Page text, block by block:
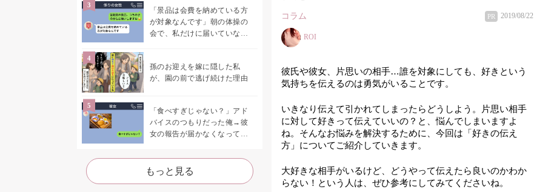
「景品は会費を納めている方
が対象なんです」朝の体操の
会で、私だけに届いていなか
孫のお迎えを嫁に隠した私
が、園の前で逃げ続けた理由
「食べすぎじゃない？」アド
バイスのつもりだった俺→彼
女の報告が届かなくなって、
た
もっと見る
コラム PR 2019/08/22
ROI
彼氏や彼女、片思いの相手…誰を対象にしても、好きという
気持ちを伝えるのは勇気がいることです。
いきなり伝えて引かれてしまったらどうしよう。片思い相手
に対して好きって伝えていいの？と、悩んでしまいますよ
ね。そんなお悩みを解決するために、今回は「好きの伝え
方」についてご紹介していきます。
大好きな相手がいるけど、どうやって伝えたら良いのかわか
らない！という人は、ぜひ参考にしてみてくださいね。